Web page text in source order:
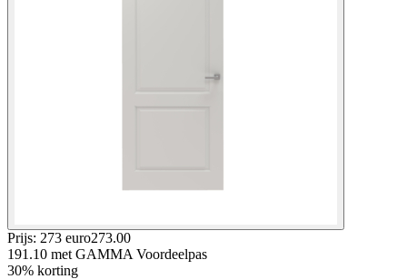
Prijs: 273 euro273.00
191.10 met GAMMA Voordeelpas
30% korting